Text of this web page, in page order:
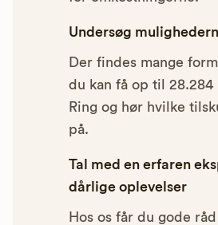
Undersøg
Der findes mange
du kan få op til 28.284
Ring og hør hvilke
på.
Tal med en erfaren
dårlige oplevelser
Hos os får du gode